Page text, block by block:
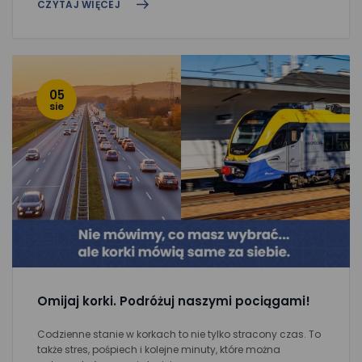
CZYTAJ WIĘCEJ
05
sie
Omijaj korki. Podróżuj naszymi pociągami!
Codzienne stanie w korkach to nie tylko stracony czas. To
także stres, pośpiech i kolejne minuty, które można